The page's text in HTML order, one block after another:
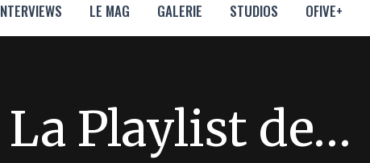
LE MAG GALERIE STUDIOS OFIVE+
La Playlist de…